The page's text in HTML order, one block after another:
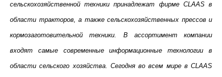
сельскохозяйственной техники принадлежат фирме CLAAS в
области тракторов, а также сельскохозяйственных прессов и
кормозаготовительной техники. В ассортимент компании
входят самые современные информационные технологии в
области сельского хозяйства. Сегодня во всем мире в CLAAS